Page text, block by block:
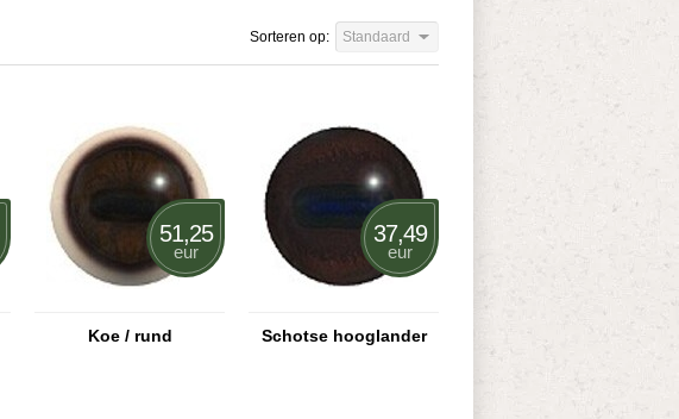
Sorteren op: Standaard
51,25
eur
Koe / rund
37,49
eur
Schotse hooglander